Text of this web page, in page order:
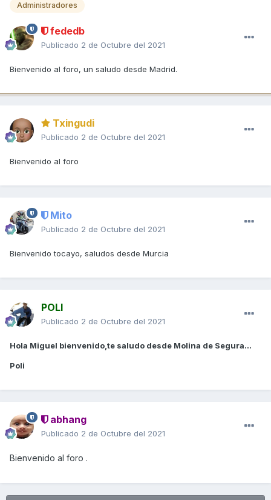
Administradores
fededb
Publicado 2 de Octubre del 2021
Bienvenido al foro, un saludo desde Madrid.
Txingudi
Publicado 2 de Octubre del 2021
Bienvenido al foro
Mito
Publicado 2 de Octubre del 2021
Bienvenido tocayo, saludos desde Murcia
POLI
Publicado 2 de Octubre del 2021
Hola Miguel bienvenido,te saludo desde Molina de Segura...
Poli
abhang
Publicado 2 de Octubre del 2021
Bienvenido al foro .